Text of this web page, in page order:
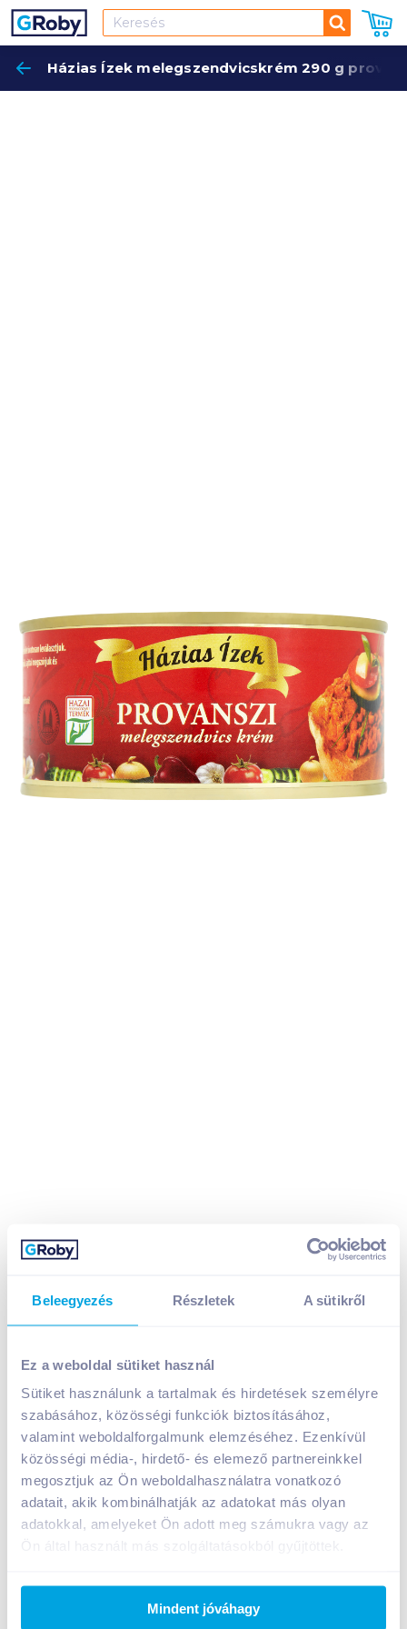
Beleegyezés Részletek A sütikről
Ez a weboldal sütiket használ
Sütiket használunk a tartalmak és hirdetések személyre
szabásához, közösségi funkciók biztosításához,
valamint weboldalforgalmunk elemzéséhez. Ezenkívül
közösségi média-, hirdető- és elemező partnereinkkel
megosztjuk az Ön weboldalhasználatra vonatkozó
adatait, akik kombinálhatják az adatokat más olyan
adatokkal, amelyeket Ön adott meg számukra vagy az
Mindent jóváhagy
Keresés
Házias Ízek melegszendvicskrém 290 g
Házias Ízek melegszendvicskrém 290 g provanszi
899Ft /
Nettó eladási ár: 708Ft / db(27% áfa)
KosárbaKosárba
1 karton = 6 db
+1 karton a kosárba
Bevásárlólistához adom